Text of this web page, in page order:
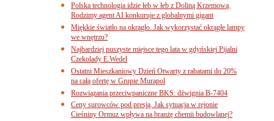
Polska technologia idzie łeb w łeb z Doliną Krzemową.
Rodzimy agent AI konkuruje z globalnymi gigant
Miękkie światło na okrągło. Jak wykorzystać okrągłe lampy
we wnętrzu?
Najbardziej puszyste miejsce tego lata w gdyńskiej Pijalni
Czekolady E.Wedel
Ostatni Mieszkaniowy Dzień Otwarty z rabatami do 20%
na całą ofertę w Grupie Murapol
Rozwiązania przeciwpaniczne BKS: dźwignia B-7404
Ceny surowców pod presją. Jak sytuacja w rejonie
Cieśniny Ormuz wpływa na branżę chemii budowlanej?